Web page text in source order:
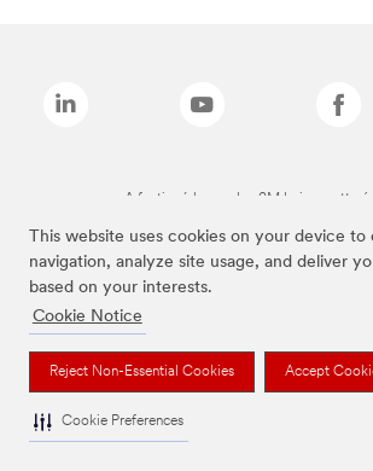
This website uses cookies on your device to
navigation, analyze site usage, and deliver
based on your interests.
Cookie Notice
Reject Non-Essential Cookies Accept
Cookie Preferences
A fenti márkanevek a 3M bejegyzett